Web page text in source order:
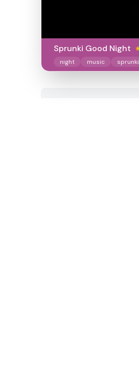
Sprunki Good Night
night music sprunki